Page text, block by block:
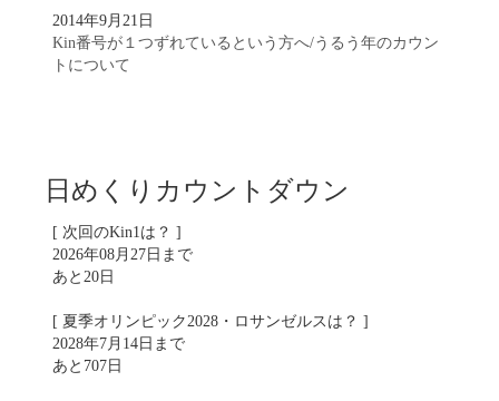
2014年9月21日
Kin番号が１つずれているという方へ/うるう年のカウン
トについて
日めくりカウントダウン
[ 次回のKin1は？ ]
2026年08月27日まで
あと20日
[ 夏季オリンピック2028・ロサンゼルスは？ ]
2028年7月14日まで
あと707日